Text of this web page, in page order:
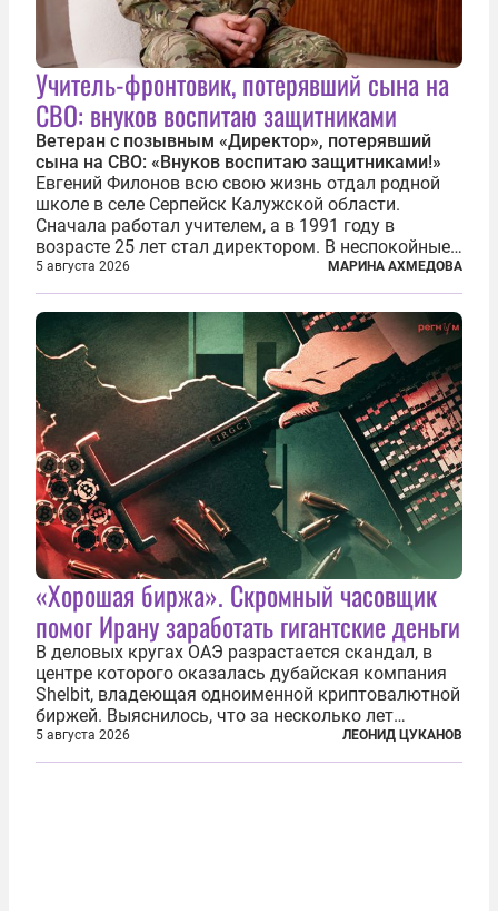
Учитель-фронтовик, потерявший сына на
СВО: внуков воспитаю защитниками
Ветеран с позывным «Директор», потерявший
сына на СВО: «Внуков воспитаю защитниками!»
Евгений Филонов всю свою жизнь отдал родной
школе в селе Серпейск Калужской области.
Сначала работал учителем, а в 1991 году в
возрасте 25 лет стал директором. В неспокойные
90-е он сумел спасти школу от закрытия и со
временем сделал ее лучшей в районе. В 2023 году
в возрасте 57 лет вслед за сыном...
5 августа 2026 МАРИНА АХМЕДОВА
«Хорошая биржа». Скромный часовщик
помог Ирану заработать гигантские деньги
В деловых кругах ОАЭ разрастается скандал, в
центре которого оказалась дубайская компания
Shelbit, владеющая одноименной криптовалютной
биржей. Выяснилось, что за несколько лет
существования через Shelbit прошло не менее 4
млрд долларов в криптовалюте, принадлежащих
5 августа 2026 ЛЕОНИД ЦУКАНОВ